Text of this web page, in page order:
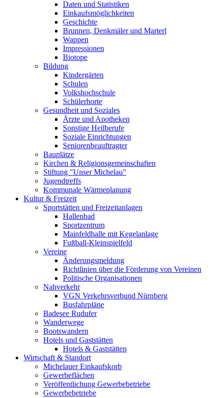
Daten und Statistiken
Einkaufsmöglichkeiten
Geschichte
Brunnen, Denkmäler und Marterl
Wappen
Impressionen
Biotope
Bildung
Kindergärten
Schulen
Volkshochschule
Schülerhorte
Gesundheit und Soziales
Ärzte und Apotheken
Sonstige Heilberufe
Soziale Einrichtungen
Seniorenbeauftragter
Bauplätze
Kirchen & Religionsgemeinschaften
Stiftung "Unser Michelau"
Jugendtreffs
Kommunale Wärmeplanung
Kultur & Freizeit
Sportstätten und Freizeitanlagen
Hallenbad
Sportzentrum
Mainfeldhalle mit Kegelanlage
Fußball-Kleinspielfeld
Vereine
Änderungsmeldung
Richtlinien über die Förderung von Vereinen
Politische Organisationen
Nahverkehr
VGN Verkehrsverbund Nürnberg
Busfahrpläne
Badesee Rudufer
Wanderwege
Bootswandern
Hotels und Gaststätten
Hotels & Gaststätten
Wirtschaft & Standort
Michelauer Einkaufskorb
Gewerbeflächen
Veröffentlichung Gewerbebetriebe
Gewerbebetriebe